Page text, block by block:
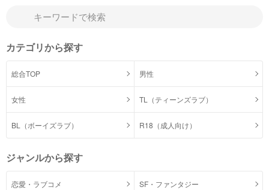
カテゴリから探す
総合TOP 男性
女性 TL（ティーンズラブ）
BL（ボーイズラブ） R18（成人向け）
ジャンルから探す
恋愛・ラブコメ SF・ファンタジー